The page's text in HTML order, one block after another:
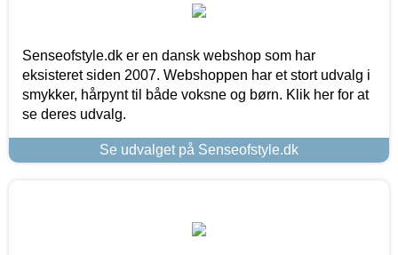
Senseofstyle.dk er en dansk webshop som har
eksisteret siden 2007. Webshoppen har et stort udvalg i
smykker, hårpynt til både voksne og børn. Klik her for at
se deres udvalg.
Se udvalget på Senseofstyle.dk